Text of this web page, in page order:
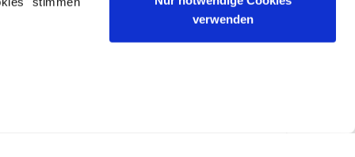
verwenden